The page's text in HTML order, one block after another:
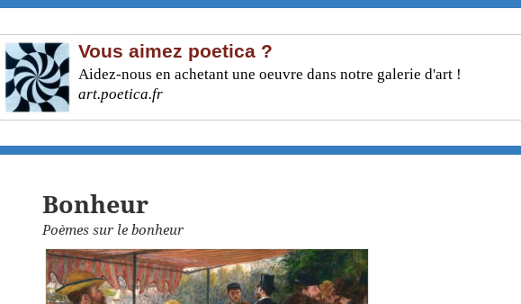
Vous aimez poetica ?
Aidez-nous en achetant une oeuvre dans notre galerie d'art !
art.poetica.fr
Bonheur
Poèmes sur le bonheur